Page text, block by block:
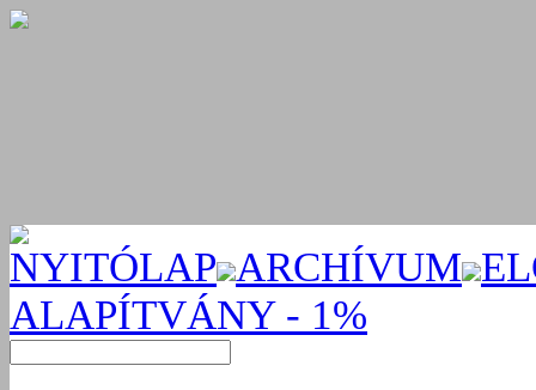
NYITÓLAP ARCHÍVUM
ALAPÍTVÁNY - 1%